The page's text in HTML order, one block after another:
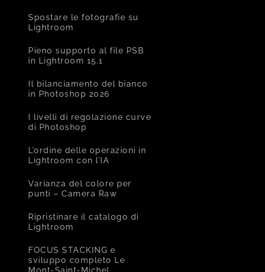
Spostare le fotografie su
Lightroom
Pieno supporto al file PSB
in Lightroom 15.1
Il bilanciamento del bianco
in Photoshop 2026
I livelli di regolazione curve
di Photoshop
L’ordine delle operazioni in
Lightroom con l’IA
Varianza del colore per
punti – Camera Raw
Ripristinare il catalogo di
Lightroom
FOCUS STACKING e
sviluppo completo Le